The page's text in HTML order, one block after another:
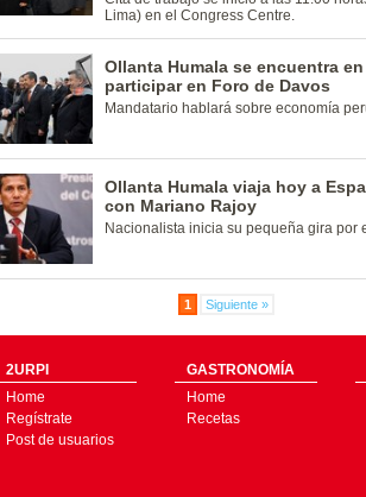
Lima) en el Congress Centre.
Ollanta Humala se encuentra
participar en Foro de Davos
Mandatario hablará sobre economía
Ollanta Humala viaja hoy a
con Mariano Rajoy
Nacionalista inicia su pequeña gira por
1 Siguiente »
2URPI
Home
Regístrate
Post de usuarios
GASTRONOMÍA
Home
Recetas